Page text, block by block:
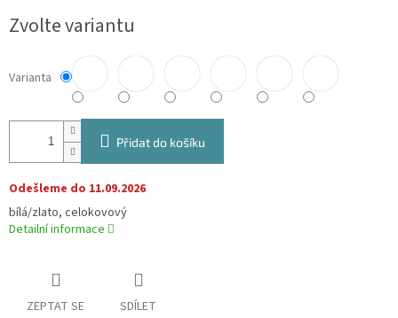
cena:
Zvolte variantu
Varianta
Přidat do košíku
Odešleme do 11.09.2026
bílá/zlato, celokovový
Detailní informace
ZEPTAT SE SDÍLET